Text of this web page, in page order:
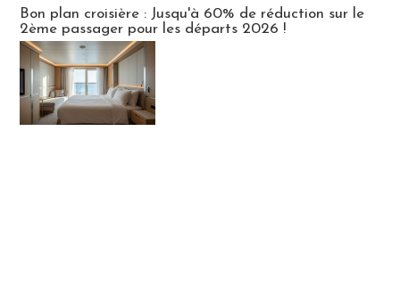
Bon plan croisière : Jusqu'à 60% de réduction sur le
2ème passager pour les départs 2026 !